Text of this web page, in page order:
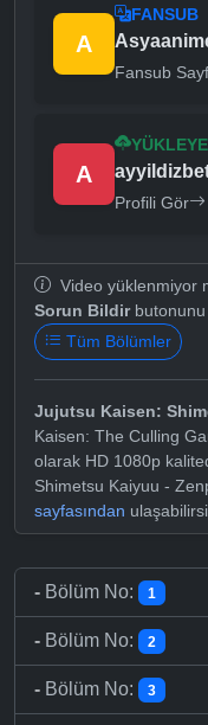
A
FANSUB
Fansub
A
Profili Gör
Video yüklenmiyor
Sorun Bildirbutonunu
Tüm Bölümler
Jujutsu Kaisen:
Kaisen: The Culling
olarak HD 1080p
Shimetsu Kaiyuu -
sayfasından
- Bölüm No: 1
- Bölüm No: 2
- Bölüm No: 3